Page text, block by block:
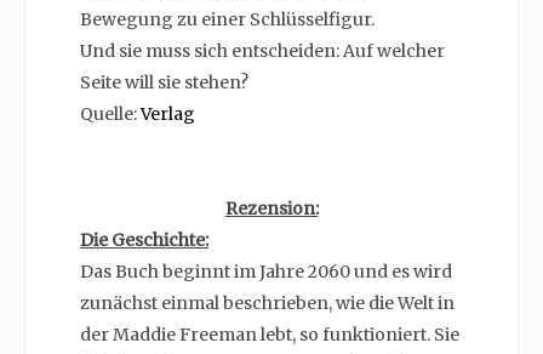
Bewegung zu einer Schlüsselfigur.
Und sie muss sich entscheiden: Auf welcher
Seite will sie stehen?
Quelle:Verlag
Rezension:
Die Geschichte:
Das Buch beginnt im Jahre 2060 und es wird
zunächst einmal beschrieben, wie die Welt in
der Maddie Freeman lebt, so funktioniert. Sie